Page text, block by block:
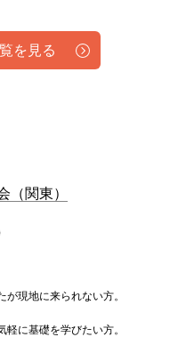
を見る
（関東）
が現地に来られない方。
軽に基礎を学びたい方。